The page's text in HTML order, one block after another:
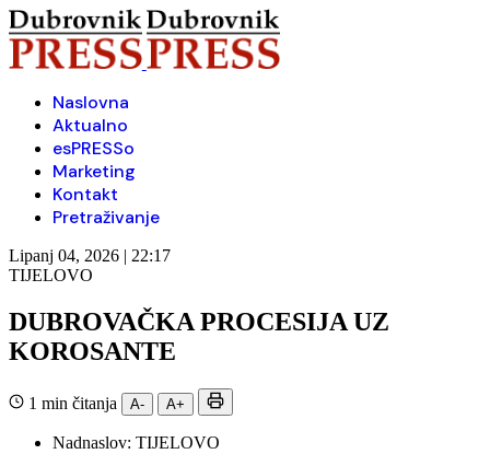
Naslovna
Aktualno
esPRESSo
Marketing
Kontakt
Pretraživanje
Lipanj 04, 2026 | 22:17
TIJELOVO
DUBROVAČKA PROCESIJA UZ
KOROSANTE
1 min čitanja A- A+
Nadnaslov: TIJELOVO